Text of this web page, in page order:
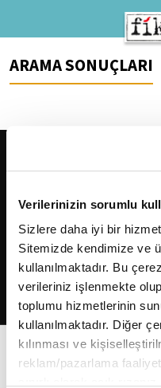
Verilerinizin sorumlu
Sizlere daha iyi bir
Sitemizde kendimize ve
kullanılmaktadır. Bu
verileriniz işlenmekte
toplumu hizmetlerinin
kullanılmaktadır. Diğer
kılınması ve
reklam/pazarlama
ARAMA SONUÇLARI
2026Fikriyat. Tüm hakları